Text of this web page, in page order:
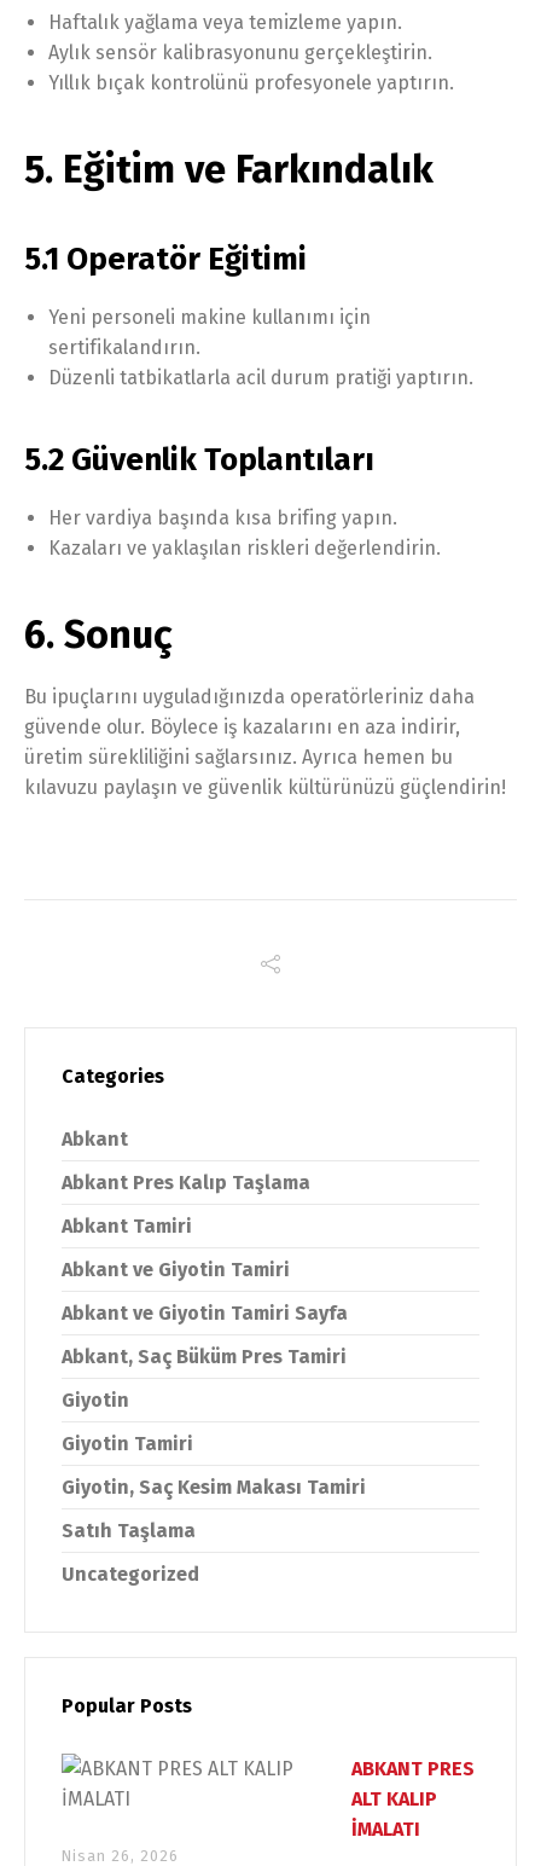
Haftalık yağlama veya temizleme yapın.
Aylık sensör kalibrasyonunu gerçekleştirin.
Yıllık bıçak kontrolünü profesyonele yaptırın.
5. Eğitim ve Farkındalık
5.1 Operatör Eğitimi
Yeni personeli makine kullanımı için
sertifikalandırın.
Düzenli tatbikatlarla acil durum pratiği yaptırın.
5.2 Güvenlik Toplantıları
Her vardiya başında kısa brifing yapın.
Kazaları ve yaklaşılan riskleri değerlendirin.
6. Sonuç
Bu ipuçlarını uyguladığınızda operatörleriniz daha
güvende olur. Böylece iş kazalarını en aza indirir,
üretim sürekliliğini sağlarsınız. Ayrıca hemen bu
kılavuzu paylaşın ve güvenlik kültürünüzü güçlendirin!
Categories
Abkant
Abkant Pres Kalıp Taşlama
Abkant Tamiri
Abkant ve Giyotin Tamiri
Abkant ve Giyotin Tamiri Sayfa
Abkant, Saç Büküm Pres Tamiri
Giyotin
Giyotin Tamiri
Giyotin, Saç Kesim Makası Tamiri
Satıh Taşlama
Uncategorized
Popular Posts
ABKANT PRES
ALT KALIP
İMALATI
Nisan 26, 2026